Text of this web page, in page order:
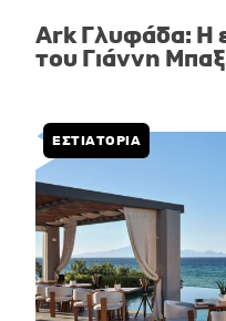
Ark Γλυφάδα: Η
του Γιάννη
ΕΣΤΙΑΤΟΡΙΑ